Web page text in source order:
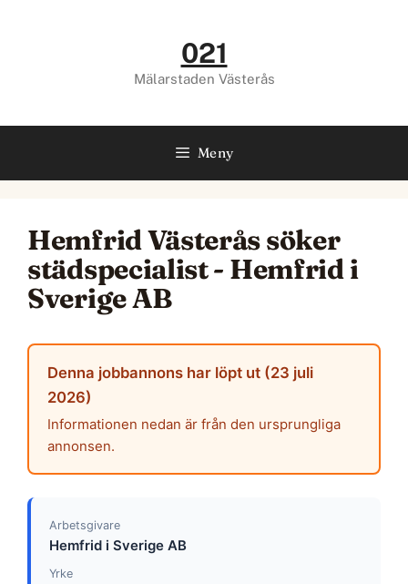
021
Mälarstaden Västerås
Meny
Hemfrid Västerås söker
städspecialist - Hemfrid i
Sverige AB
Denna jobbannons har löpt ut (23 juli
2026)
Informationen nedan är från den ursprungliga
annonsen.
Arbetsgivare
Hemfrid i Sverige AB
Yrke